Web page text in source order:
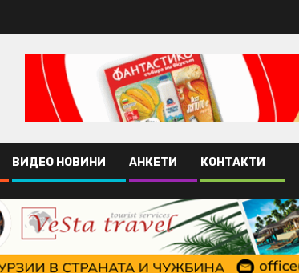
ВИДЕО НОВИНИ АНКЕТИ КОНТАКТИ